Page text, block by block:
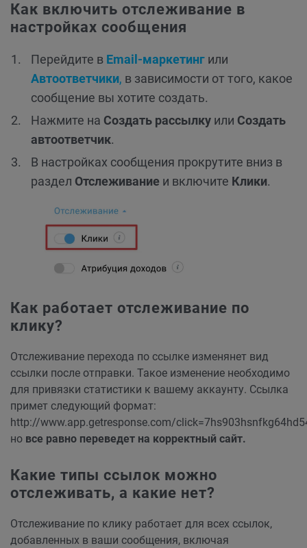
Как включить отслеживание в
настройках сообщения
Перейдите в Email-маркетинг или
Автоответчики, в зависимости от того, какое
сообщение вы хотите создать.
Нажмите на Создать рассылку или Создать
автоответчик.
В настройках сообщения прокрутите вниз в
раздел Отслеживание и включите Клики.
Как работает отслеживание по
клику?
Отслеживание перехода по ссылке изменянет вид
ссылки после отправки. Такое изменение необходимо
для привязки статистики к вашему аккаунту. Ссылка
примет следующий формат:
http://www.app.getresponse.com/
но все равно переведет на корректный сайт.
Какие типы ссылок можно
отслеживать, а какие нет?
Отслеживание по клику работает для всех ссылок,
добавленных в ваши сообщения, включая